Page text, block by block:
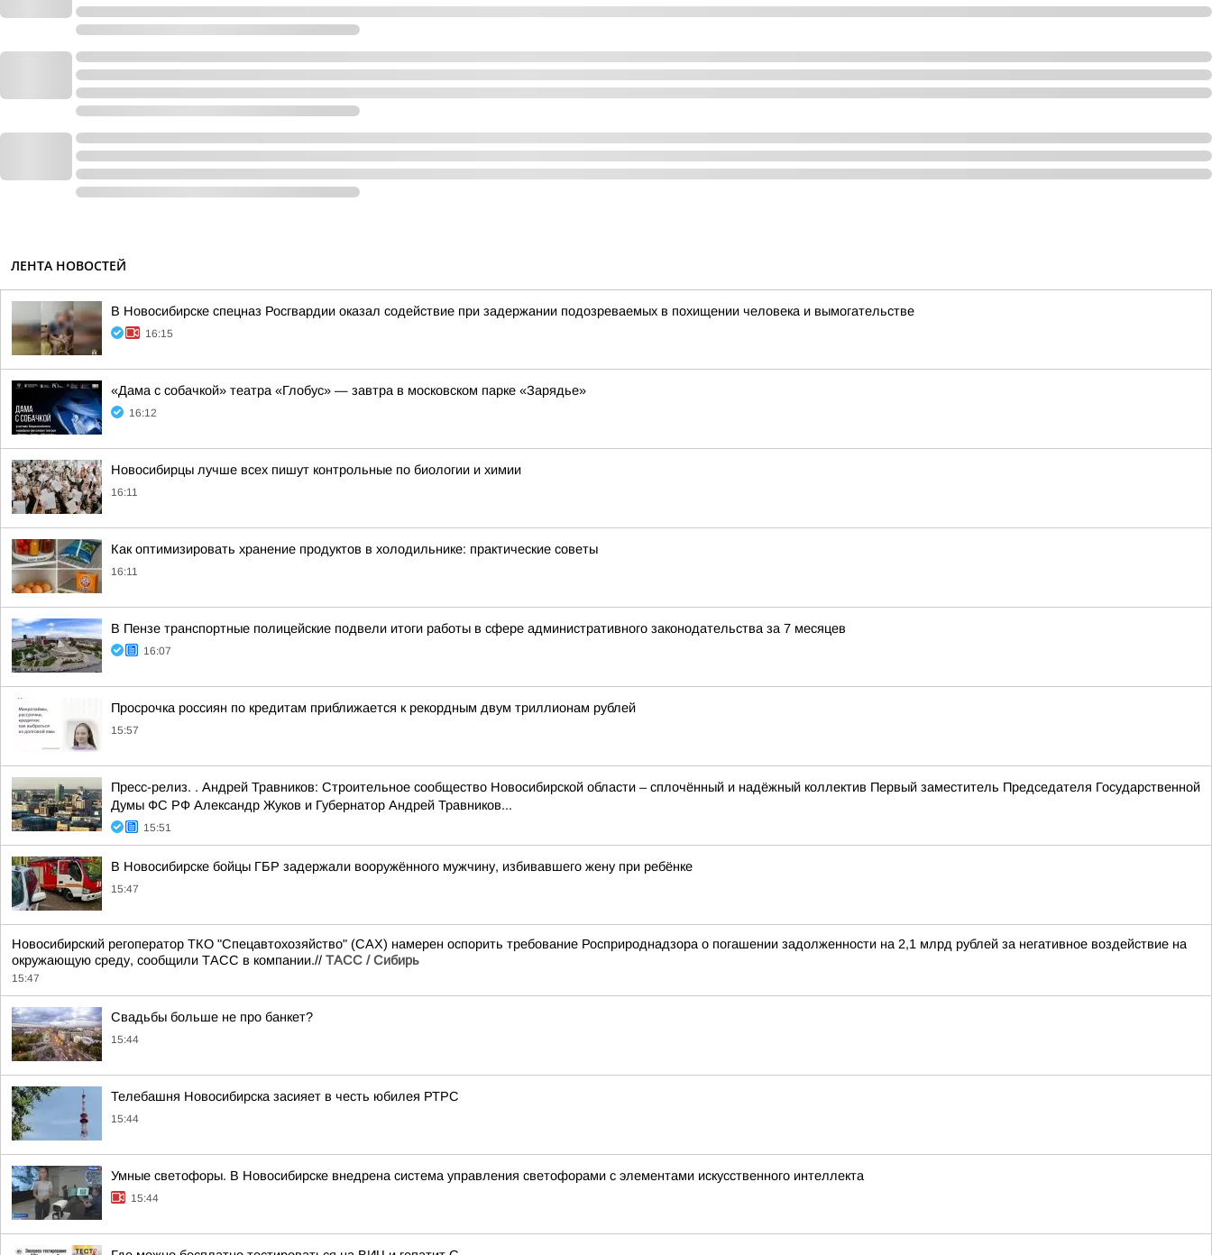
ЛЕНТА НОВОСТЕЙ
В Новосибирске спецназ Росгвардии оказал содействие при задержании подозреваемых в похищении человека и вымогательстве
16:15
«Дама с собачкой» театра «Глобус» — завтра в московском парке «Зарядье»
16:12
Новосибирцы лучше всех пишут контрольные по биологии и химии
16:11
Как оптимизировать хранение продуктов в холодильнике: практические советы
16:11
В Пензе транспортные полицейские подвели итоги работы в сфере административного законодательства за 7 месяцев
16:07
Просрочка россиян по кредитам приближается к рекордным двум триллионам рублей
15:57
Пресс-релиз. . Андрей Травников: Строительное сообщество Новосибирской области – сплочённый и надёжный коллектив Первый заместитель Председателя Государственной
Думы ФС РФ Александр Жуков и Губернатор Андрей Травников...
15:51
В Новосибирске бойцы ГБР задержали вооружённого мужчину, избивавшего жену при ребёнке
15:47
Новосибирский регоператор ТКО "Спецавтохозяйство" (САХ) намерен оспорить требование Росприроднадзора о погашении задолженности на 2,1 млрд рублей за негативное воздействие на
окружающую среду, сообщили ТАСС в компании.// ТАСС / Сибирь
15:47
Свадьбы больше не про банкет?
15:44
Телебашня Новосибирска засияет в честь юбилея РТРС
15:44
Умные светофоры. В Новосибирске внедрена система управления светофорами с элементами искусственного интеллекта
15:44